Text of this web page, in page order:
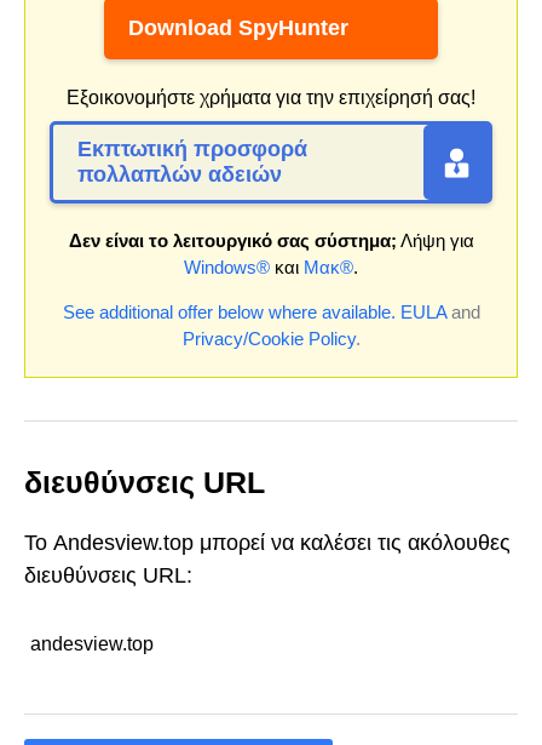
Download SpyHunter
Εξοικονομήστε χρήματα για την επιχείρησή σας!
Εκπτωτική προσφορά
πολλαπλών αδειών
Δεν είναι το λειτουργικό σας σύστημα; Λήψη για
Windows® και Μακ®.
See additional offer below where available. EULAand
Privacy/Cookie Policy.
διευθύνσεις URL
Το Andesview.top μπορεί να καλέσει τις ακόλουθες
διευθύνσεις URL:
andesview.top